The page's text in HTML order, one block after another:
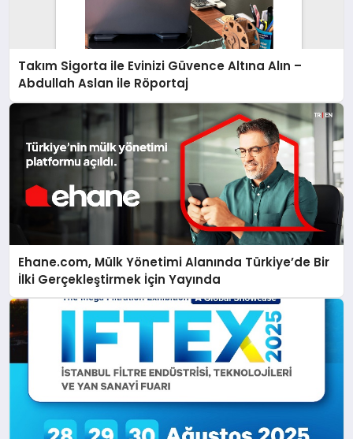
Takım Sigorta ile Evinizi Güvence Altına Alın –
Abdullah Aslan ile Röportaj
Ehane.com, Mülk Yönetimi Alanında Türkiye’de Bir
İlki Gerçekleştirmek İçin Yayında